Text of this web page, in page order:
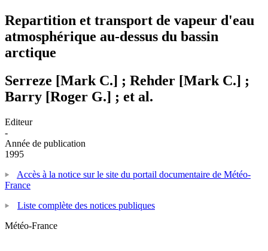
Repartition et transport de vapeur d'eau
atmosphérique au-dessus du bassin
arctique
Serreze [Mark C.] ; Rehder [Mark C.] ;
Barry [Roger G.] ; et al.
Editeur
-
Année de publication
1995
Accès à la notice sur le site du portail documentaire de Météo-
France
Liste complète des notices publiques
Météo-France